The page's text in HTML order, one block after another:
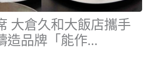
大倉久和大飯店攜手
造品牌「能作
首揭十一週年系列活